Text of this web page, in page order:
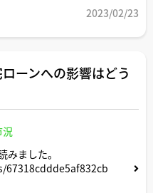
2023/02/23
ーンへの影響はどう
ました。